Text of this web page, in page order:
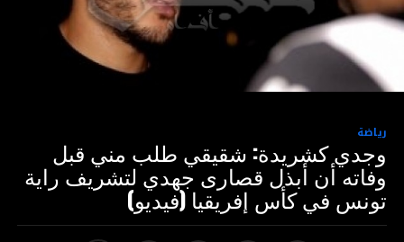
رياضة
وجدي كشريدة: شقيقي طلب مني قبل
وفاته أن أبذل قصارى جهدي لتشريف راية
تونس في كأس إفريقيا (فيديو)